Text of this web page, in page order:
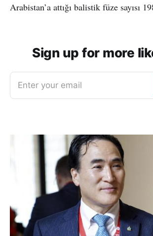
Arabistan’a attığı balistik füze sayısı
Sign up for more
Enter your email